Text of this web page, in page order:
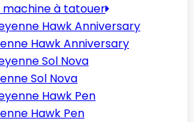
machine à tatouer
Hawk Anniversary
Sol Nova
Hawk Pen